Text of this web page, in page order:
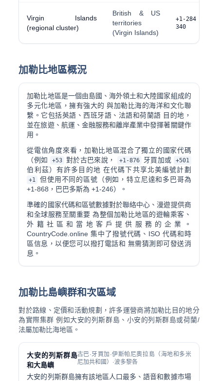
Virgin Islands
(regional cluster)
British & US
territories
(Virgin Islands)
+1-284 /
340
加勒比地區概況
加勒比地區是一個由島國、海外領土和大陸國家組成的
多元化地區，擁有強大的 與加勒比海的海洋和文化聯
繫。它包括英語、西班牙語、法語和荷蘭語 目的地，
並在旅遊、航運、金融服務和離岸產業中發揮著關鍵作
用。
從電信角度來看，加勒比地區混合了獨立的國家代碼
（例如
+53 對於古巴來說， +1-876 牙買加或 +501
伯利茲）有許多目的地 在代碼下共享北美編號計劃
+1
但使用不同的區號（例如，特立尼達和多巴哥為
+1-868，巴巴多斯為 +1-246）。
準確的國家代碼和區號數據對於聯絡中心、漫遊提供商
和全球服務至關重要 為整個加勒比地區的遊輪乘客、
外籍社區和當地客戶提供服務的企業。
CountryCode.online 集中了撥號代碼、ISO 代碼和時
區信息，以便您可以撥打電話和 無需猜測即可發送消
息。
加勒比島嶼群和次區域
對於路線、定價和活動規劃，許多運營商將加勒比目的地分
為實際集群 例如大安的列斯群島、小安的列斯群島或荷蘭/
法屬加勒比海地區。
大安的列斯群島
和大島嶼
古巴·牙買加·伊斯帕尼奧拉島（海地和多米
尼加共和國）·波多黎各
大安的列斯群島擁有該地區人口最多、語音和數據市場